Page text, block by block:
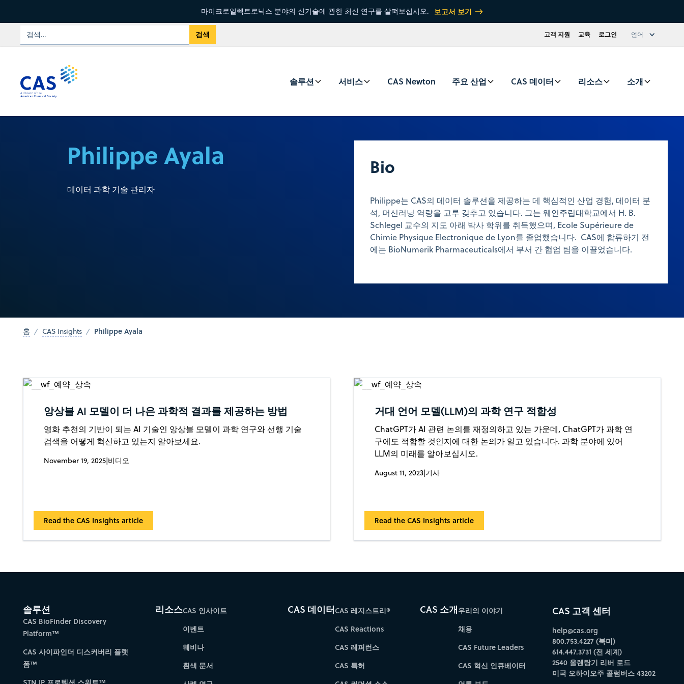
마이크로일렉트로닉스 분야의 신기술에 관한 최신 연구를 살펴보십시오. 보고서 보기
고객 지원 교육 로그인 언어
솔루션 서비스 CAS Newton 주요 산업 CAS 데이터 리소스 소개
Philippe Ayala
데이터 과학 기술 관리자
Bio
Philippe는 CAS의 데이터 솔루션을 제공하는 데 핵심적인 산업 경험, 데이터 분
석, 머신러닝 역량을 고루 갖추고 있습니다. 그는 웨인주립대학교에서 H. B.
Schlegel 교수의 지도 아래 박사 학위를 취득했으며, Ecole Supérieure de
Chimie Physique Electronique de Lyon를 졸업했습니다. CAS에 합류하기 전
에는 BioNumerik Pharmaceuticals에서 부서 간 협업 팀을 이끌었습니다.
홈 CAS Insights Philippe Ayala
앙상블 AI 모델이 더 나은 과학적 결과를 제공하는 방법
영화 추천의 기반이 되는 AI 기술인 앙상블 모델이 과학 연구와 선행 기술
검색을 어떻게 혁신하고 있는지 알아보세요.
November 19, 2025|비디오
Read the CAS Insights article
거대 언어 모델(LLM)의 과학 연구 적합성
ChatGPT가 AI 관련 논의를 재정의하고 있는 가운데, ChatGPT가 과학 연
구에도 적합할 것인지에 대한 논의가 일고 있습니다. 과학 분야에 있어
LLM의 미래를 알아보십시오.
August 11, 2023|기사
Read the CAS Insights article
솔루션
CAS BioFinder Discovery
Platform™
CAS 사이파인더 디스커버리 플랫
폼™
리소스CAS 인사이트
이벤트
웨비나
흰색 문서
CAS 데이터CAS 레지스트리®
CAS Reactions
CAS 레퍼런스
CAS 특허
CAS 소개우리의 이야기
채용
CAS Future Leaders
CAS 혁신 인큐베이터
CAS 고객 센터
help@cas.org
800.753.4227 (북미)
614.447.3731 (전 세계)
2540 올렌탕기 리버 로드
미국 오하이오주 콜럼버스 43202